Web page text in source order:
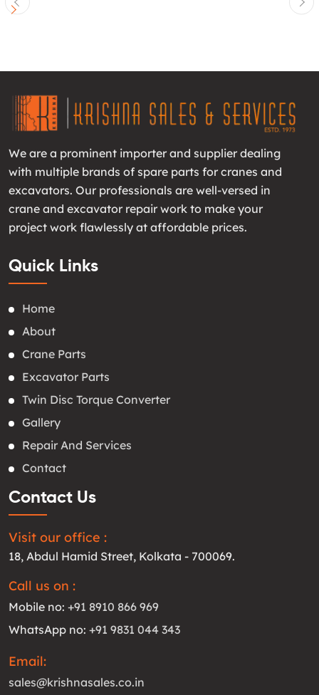
We are a prominent importer and supplier dealing
with multiple brands of spare parts for cranes and
excavators. Our professionals are well-versed in
crane and excavator repair work to make your
project work flawlessly at affordable prices.
Quick Links
Home
About
Crane Parts
Excavator Parts
Twin Disc Torque Converter
Gallery
Repair And Services
Contact
Contact Us
Visit our office :
18, Abdul Hamid Street, Kolkata - 700069.
Call us on :
Mobile no: +91 8910 866 969
WhatsApp no: +91 9831 044 343
Email:
sales@krishnasales.co.in